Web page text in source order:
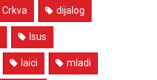
Crkva dijalog
Isus
laici mladi